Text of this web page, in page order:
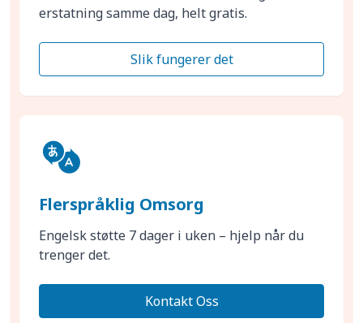
erstatning samme dag, helt gratis.
Slik fungerer det
Flerspråklig Omsorg
Engelsk støtte 7 dager i uken – hjelp når du
trenger det.
Kontakt Oss